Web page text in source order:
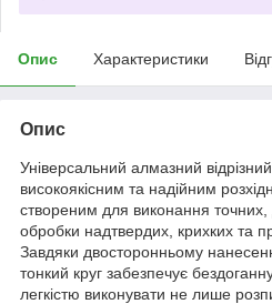
Опис Характеристики
Опис
Універсальний алмазний
високоякісним та надійним
створеним для виконання точних,
обробки надтвердих, крихких та
Завдяки двосторонньому
тонкий круг забезпечує
легкістю виконувати не лише